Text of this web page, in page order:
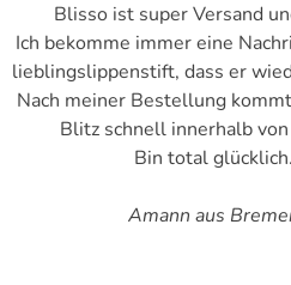
Blisso ist super Versand
Ich bekomme immer eine
lieblingslippenstift, dass er
Nach meiner Bestellung
Blitz schnell innerhalb von
Bin total glücklich.
Amann aus